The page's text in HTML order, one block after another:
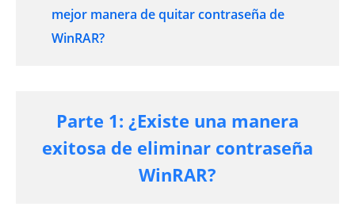
mejor manera de quitar contraseña de
WinRAR?
Parte 1: ¿Existe una manera
exitosa de eliminar contraseña
WinRAR?